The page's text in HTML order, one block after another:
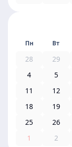
Пн Вт
28 29
4
5
11
12
18
19
25
26
1
2